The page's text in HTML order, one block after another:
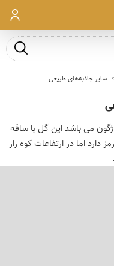
ورود
جست و
سایر جاذبه‌های طبیعی
می باشد این گل با ساقه
اما در ارتفاعات کوه زاز